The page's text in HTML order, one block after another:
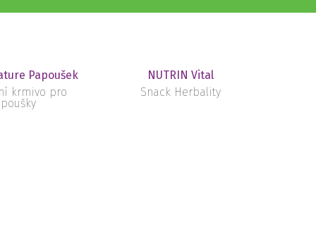
Papoušek
krmivo pro
NUTRIN Vital
Snack Herbality